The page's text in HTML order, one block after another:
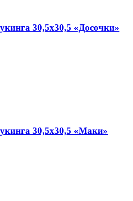
30,5х30,5 «Досочки»
30,5х30,5 «Маки»